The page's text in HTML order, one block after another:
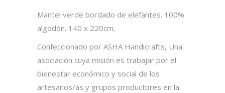
Mantel verde bordado de elefantes. 100%
algodón. 140 x 220cm.
Confeccionado por ASHA Handicrafts, Una
asociación cuya misión es trabajar por el
bienestar económico y social de los
artesanos/as y grupos productores en la